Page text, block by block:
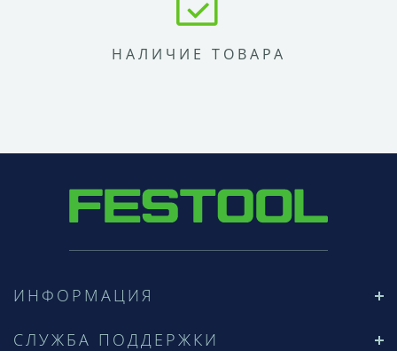
НАЛИЧИЕ ТОВАРА
ИНФОРМАЦИЯ
СЛУЖБА ПОДДЕРЖКИ